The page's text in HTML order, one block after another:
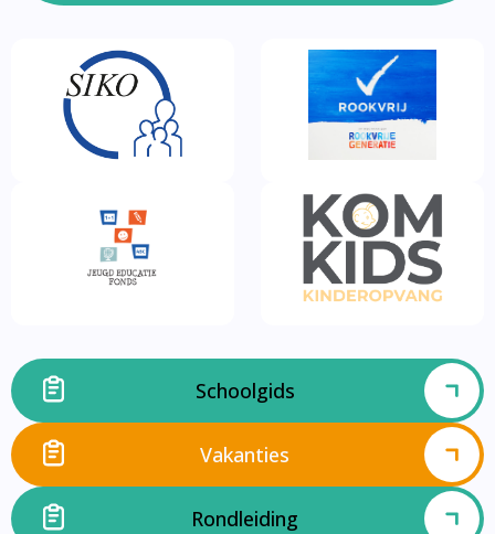
Schoolgids
Vakanties
Rondleiding